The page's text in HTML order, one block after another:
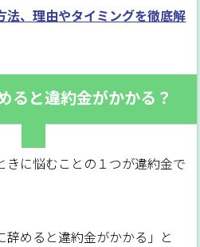
法、理由やタイミングを徹底解
ると違約金がかかる？
きに悩むことの１つが違約金で
辞めると違約金がかかる」と